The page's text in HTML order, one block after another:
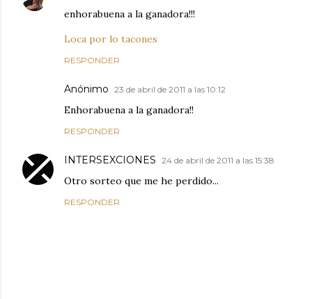
enhorabuena a la ganadora!!!
Loca por lo tacones
RESPONDER
Anónimo 23 de abril de 2011 a las 10:12
Enhorabuena a la ganadora!!
RESPONDER
INTERSEXCIONES 24 de abril de 2011 a las 15:38
Otro sorteo que me he perdido...
RESPONDER